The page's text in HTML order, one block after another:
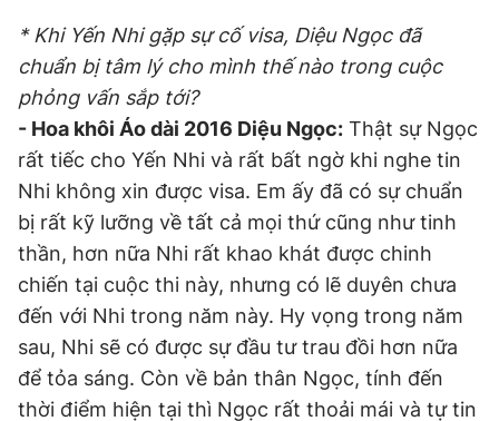
Tiện ích Bạn cần biết
Thông tin tòa soạn Liên hệ quảng cáo
Đọc Thanh Niên trên điện thoại
* Khi Yến Nhi gặp sự cố visa, Diệu Ngọc đã
chuẩn bị tâm lý cho mình thế nào trong cuộc
phỏng vấn sắp tới?
- Hoa khôi Áo dài 2016 Diệu Ngọc: Thật sự Ngọc
rất tiếc cho Yến Nhi và rất bất ngờ khi nghe tin
Nhi không xin được visa. Em ấy đã có sự chuẩn
bị rất kỹ lưỡng về tất cả mọi thứ cũng như tinh
thần, hơn nữa Nhi rất khao khát được chinh
chiến tại cuộc thi này, nhưng có lẽ duyên chưa
đến với Nhi trong năm này. Hy vọng trong năm
sau, Nhi sẽ có được sự đầu tư trau đồi hơn nữa
để tỏa sáng. Còn về bản thân Ngọc, tính đến
thời điểm hiện tại thì Ngọc rất thoải mái và tự tin